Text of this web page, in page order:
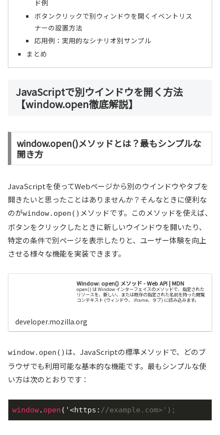
ド例
ボタンクリックで別ウィンドウを開くイベントリス
ナーの設置方法
応用例：実用的なシナリオ別サンプル
まとめ
JavaScriptで別ウインドウを開く方法
【window.open徹底解説】
window.open()メソッドとは？最もシンプルな
開き方
JavaScriptを使ってWebページから別のウインドウやタブを
開きたいと思ったことはありませんか？そんなときに便利な
のがwindow.open() メソッドです。このメソッドを使えば、
ボタンをクリックしたときに新しいウインドウを開いたり、
特定の条件で別ページを表示したりと、ユーザー体験を向上
させる様々な機能を実装できます。
Window: open() メソッド - Web API | MDN
open() は Window インターフェイスのメソッドで、指定された
リソースを、新しい、または既存の指定された名前を持った閲覧
コンテキスト (ウィンドウ、 iframe、タブ) に読み込みます。
developer.mozilla.org
window.open() は、JavaScriptの標準メソッドで、どのブ
ラウザでも利用可能な基本的な機能です。最もシンプルな使
い方は次のとおりです：
window. open ('<https: //example.com>');